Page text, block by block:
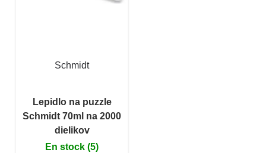
Schmidt
Lepidlo na puzzle
Schmidt 70ml na 2000
dielikov
En stock (5)